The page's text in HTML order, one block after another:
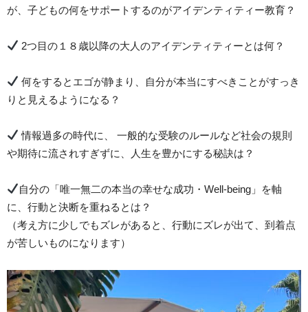
が、子どもの何をサポートするのがアイデンティティー教育？
2つ目の１８歳以降の大人のアイデンティティーとは何？
何をするとエゴが静まり、自分が本当にすべきことがすっき
りと見えるようになる？
情報過多の時代に、 一般的な受験のルールなど社会の規則
や期待に流されすぎずに、人生を豊かにする秘訣は？
自分の「唯一無二の本当の幸せな成功・Well-being」を軸
に、行動と決断を重ねるとは？
（考え方に少しでもズレがあると、行動にズレが出て、到着点
が苦しいものになります）